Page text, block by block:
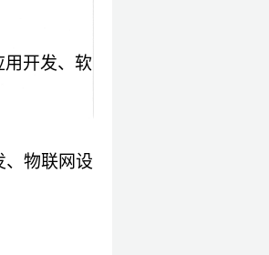
用开发、软
、物联网设